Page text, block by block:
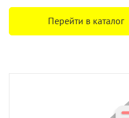
Перейти в каталог